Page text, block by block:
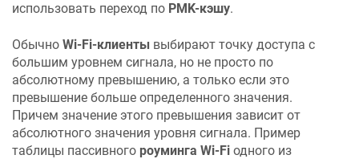
использовать переход по PMK-кэшу.
Обычно Wi-Fi-клиенты выбирают точку доступа с
большим уровнем сигнала, но не просто по
абсолютному превышению, а только если это
превышение больше определенного значения.
Причем значение этого превышения зависит от
абсолютного значения уровня сигнала. Пример
таблицы пассивного роуминга Wi-Fi одного из